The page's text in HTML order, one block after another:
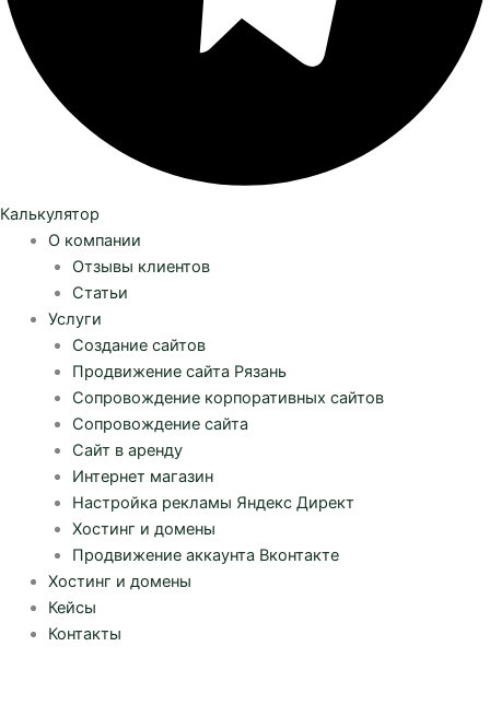
Калькулятор
О компании
Отзывы клиентов
Статьи
Услуги
Создание сайтов
Продвижение сайта Рязань
Сопровождение корпоративных сайтов
Сопровождение сайта
Сайт в аренду
Интернет магазин
Настройка рекламы Яндекс Директ
Хостинг и домены
Продвижение аккаунта Вконтакте
Хостинг и домены
Кейсы
Контакты